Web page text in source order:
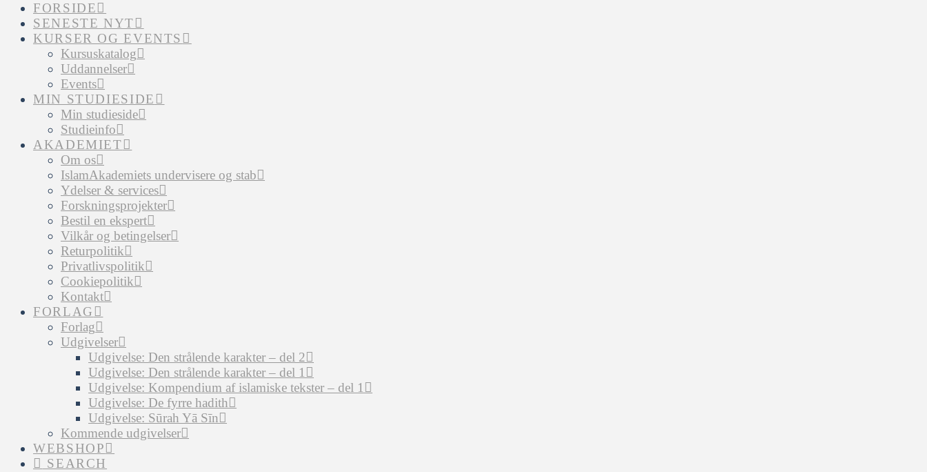
FORSIDE
SENESTE NYT
KURSER OG EVENTS
Kursuskatalog
Uddannelser
Events
MIN STUDIESIDE
Min studieside
Studieinfo
AKADEMIET
Om os
IslamAkademiets undervisere og stab
Ydelser & services
Forskningsprojekter
Bestil en ekspert
Vilkår og betingelser
Returpolitik
Privatlivspolitik
Cookiepolitik
Kontakt
FORLAG
Forlag
Udgivelser
Udgivelse: Den strålende karakter – del 2
Udgivelse: Den strålende karakter – del 1
Udgivelse: Kompendium af islamiske tekster – del 1
Udgivelse: De fyrre hadith
Udgivelse: Sūrah Yā Sīn
Kommende udgivelser
WEBSHOP
SEARCH